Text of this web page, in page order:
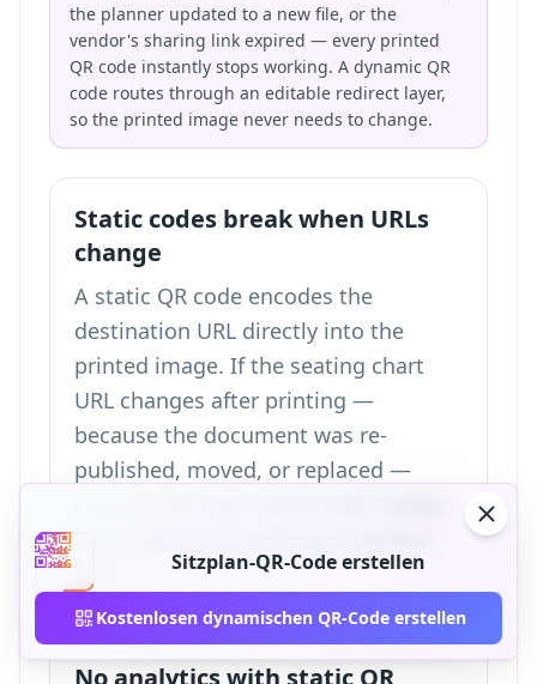
the planner updated to a new file, or the
vendor's sharing link expired — every printed
QR code instantly stops working. A dynamic QR
code routes through an editable redirect layer,
so the printed image never needs to change.
Static codes break when URLs
change
A static QR code encodes the
destination URL directly into the
printed image. If the seating chart
URL changes after printing —
because the document was re-
published, moved, or replaced —
No analytics with static QR
Sitzplan-QR-Code erstellen
Kostenlosen dynamischen QR-Code erstellen